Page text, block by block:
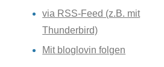
via RSS-Feed (z.B. mit
Thunderbird)
Mit bloglovin folgen